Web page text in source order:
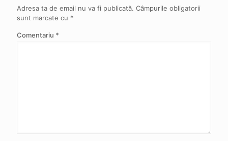
Adresa ta de email nu va fi publicată. Câmpurile obligatorii
sunt marcate cu *
Comentariu *